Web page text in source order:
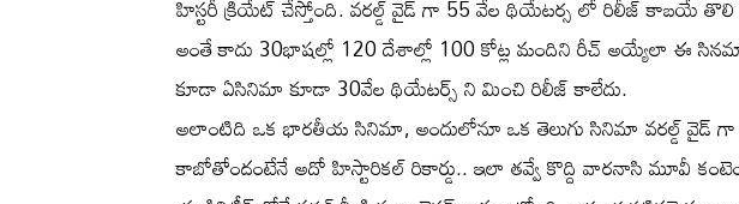
హిస్టరీ క్రియేట్ చేస్తోంది. వరల్డ్ వైడ్ గా 55 వేల థియేటర్స లో రిలీజ్ కాబయే
అంతే కాదు 30భాషల్లో 120 దేశాల్లో 100 కోట్ల మందిని రీచ్ అయ్యేలా ఈ
కూడా ఏసినిమా కూడా 30వేల థియేటర్స్ ని మించి రిలీజ్ కాలేదు.
అలాంటిది ఒక భారతీయ సినిమా, అందులోనూ ఒక తెలుగు సినిమా వరల్డ్ వైడ్
కాబోతోందంటేనే అదో హిస్టారికల్ రికార్డు.. ఇలా తవ్వే కొద్ది వారనాసి మూవీ